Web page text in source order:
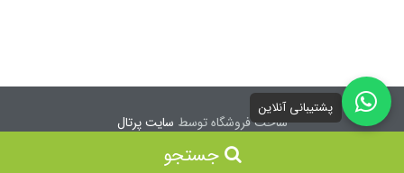
جستجو
ساخت فروشگاه توسط سایت پرتال
پشتیبانی آنلاین